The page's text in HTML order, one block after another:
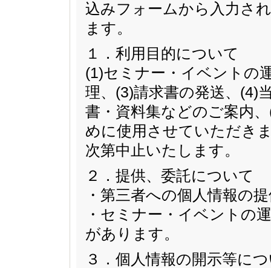
込みフォームから入力さ
ます。
１．利用目的について
(1)セミナー・イベントの
理、(3)請求書の発送、(4)
書・資料集などのご案内
めに使用させていただき
次第中止いたします。
２．提供、委託について
・第三者への個人情報の
・セミナー・イベントの
があります。
３．個人情報の開示等に